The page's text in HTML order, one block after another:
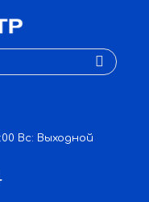
Вс: Выходной